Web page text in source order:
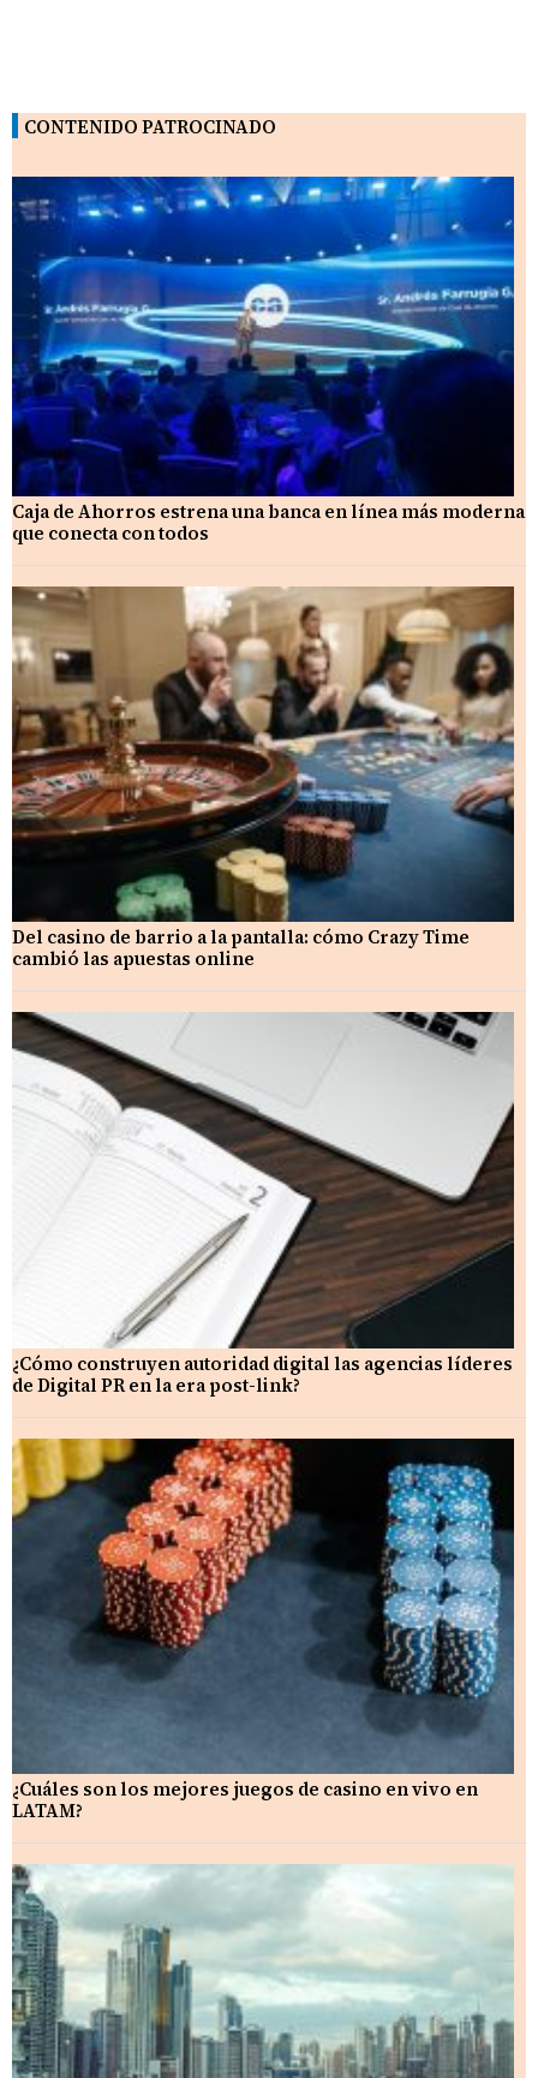
CONTENIDO PATROCINADO
Caja de Ahorros estrena una banca en línea más moderna
que conecta con todos
Del casino de barrio a la pantalla: cómo Crazy Time
cambió las apuestas online
¿Cómo construyen autoridad digital las agencias líderes
de Digital PR en la era post-link?
¿Cuáles son los mejores juegos de casino en vivo en
LATAM?